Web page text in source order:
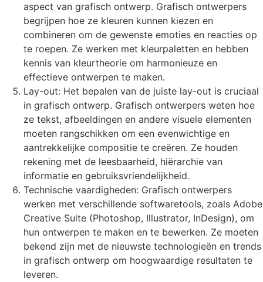
aspect van grafisch ontwerp. Grafisch ontwerpers
begrijpen hoe ze kleuren kunnen kiezen en
combineren om de gewenste emoties en reacties op
te roepen. Ze werken met kleurpaletten en hebben
kennis van kleurtheorie om harmonieuze en
effectieve ontwerpen te maken.
Lay-out: Het bepalen van de juiste lay-out is cruciaal
in grafisch ontwerp. Grafisch ontwerpers weten hoe
ze tekst, afbeeldingen en andere visuele elementen
moeten rangschikken om een evenwichtige en
aantrekkelijke compositie te creëren. Ze houden
rekening met de leesbaarheid, hiërarchie van
informatie en gebruiksvriendelijkheid.
Technische vaardigheden: Grafisch ontwerpers
werken met verschillende softwaretools, zoals Adobe
Creative Suite (Photoshop, Illustrator, InDesign), om
hun ontwerpen te maken en te bewerken. Ze moeten
bekend zijn met de nieuwste technologieën en trends
in grafisch ontwerp om hoogwaardige resultaten te
leveren.